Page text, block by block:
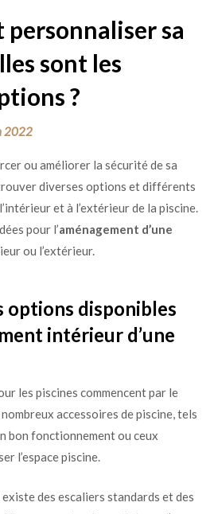
personnaliser sa
sont les
?
2022
ou améliorer la sécurité de sa
diverses options et différents
et à l’extérieur de la piscine.
pour l’aménagement d’une
ou l’extérieur.
options disponibles
intérieur d’une
les piscines commencent par le
accessoires de piscine, tels
bon fonctionnement ou ceux
l’espace piscine.
des escaliers standards et des